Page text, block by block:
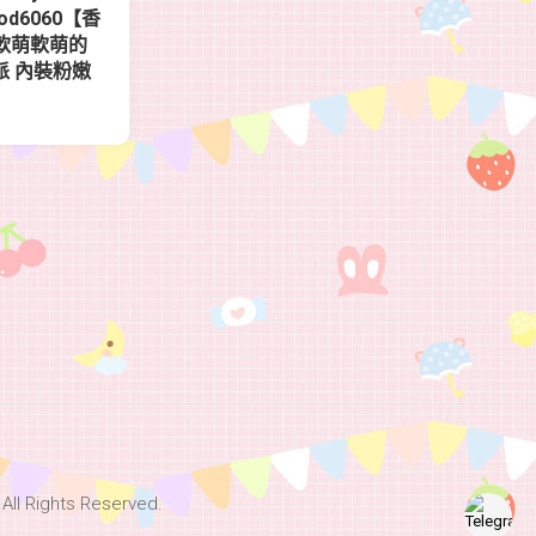
【香
萌軟萌的
內裝粉嫩
Rights Reserved.